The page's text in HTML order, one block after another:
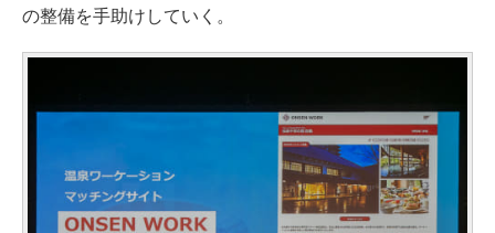
の整備を手助けしていく。